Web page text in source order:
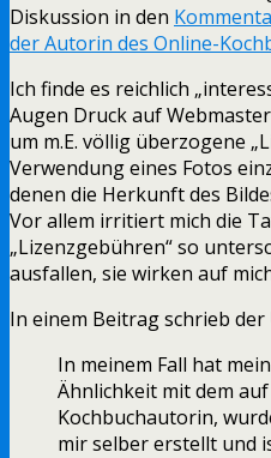
Diskussion in den
der Autorin des Online-
Ich finde es reichlich
Augen Druck auf
um m.E. völlig überzogene
Verwendung eines Fotos
denen die Herkunft des
Vor allem irritiert mich die
„Lizenzgebühren“ so
ausfallen, sie wirken auf
In einem Beitrag schrieb der
In meinem Fall hat
Ähnlichkeit mit dem
Kochbuchautorin,
mir selber erstellt und